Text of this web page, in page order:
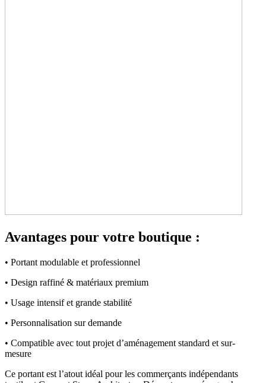
Avantages pour votre boutique :
• Portant modulable et professionnel
• Design raffiné & matériaux premium
• Usage intensif et grande stabilité
• Personnalisation sur demande
• Compatible avec tout projet d’aménagement standard et sur-
mesure
Ce portant est l’atout idéal pour les commerçants indépendants